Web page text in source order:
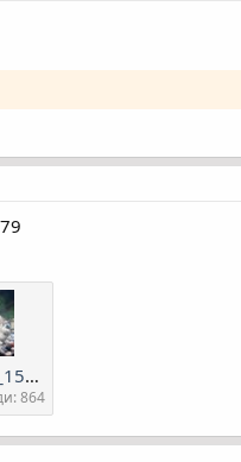
IMG_20150118_155202011.jpg
864